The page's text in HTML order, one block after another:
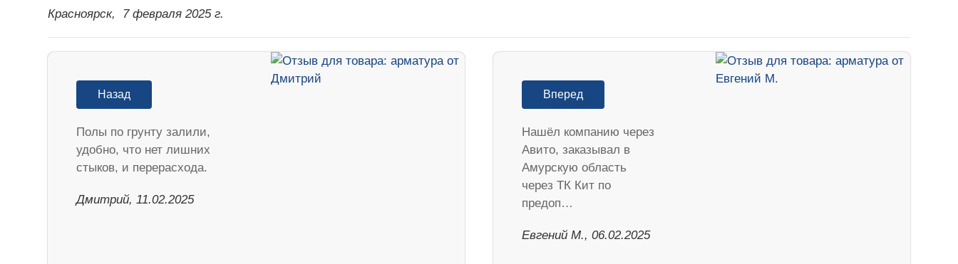
Красноярск, 7 февраля 2025 г.
Назад
Полы по грунту залили,
удобно, что нет лишних
стыков, и перерасхода.
Дмитрий, 11.02.2025
Вперед
Нашёл компанию через
Авито, заказывал в
Амурскую область
через ТК Кит по
предоп…
​Евгений М., 06.02.2025